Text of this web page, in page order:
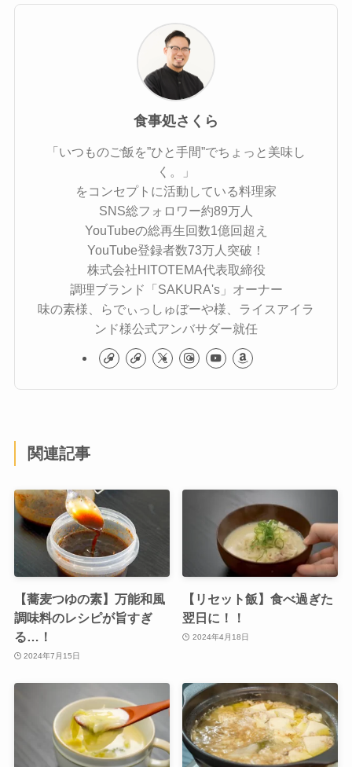
食事処さくら
「いつものご飯を”ひと手間”でちょっと美味し
く。」
をコンセプトに活動している料理家
SNS総フォロワー約89万人
YouTubeの総再生回数1億回超え
YouTube登録者数73万人突破！
株式会社HITOTEMA代表取締役
調理ブランド「SAKURA's」オーナー
味の素様、らでぃっしゅぼーや様、ライスアイラ
ンド様公式アンバサダー就任
関連記事
【蕎麦つゆの素】万能和風
調味料のレシピが旨すぎ
る…！
2024年7月15日
【リセット飯】食べ過ぎた
翌日に！！
2024年4月18日